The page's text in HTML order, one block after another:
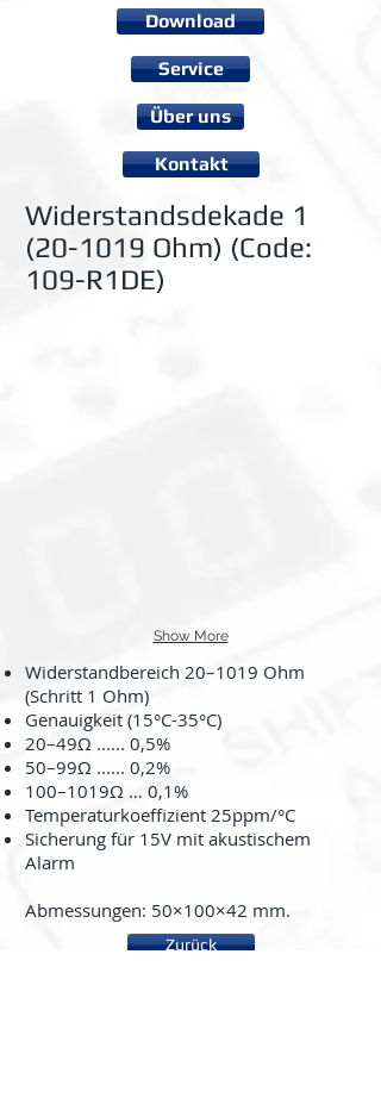
Widerstandsdekade 1
(20-1019 Ohm) (Code:
109-R1DE)
Show More
Widerstandbereich 20–1019 Ohm
(Schritt 1 Ohm)
Genauigkeit (15°C-35°C)
20–49Ω ...... 0,5%
50–99Ω ...... 0,2%
100–1019Ω … 0,1%
Temperaturkoef­fizient 25ppm/°C
Sicherung für 15V mit akustischem
Alarm
Abmessungen: 50×100×42 mm.
Zurück
Download
Service
Über uns
Kontakt